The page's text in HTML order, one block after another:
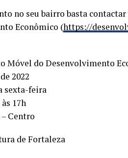
no seu bairro basta contactar
Econômico (https://
Móvel do Desenvolvimento
2022
sexta-feira
17h
Centro
de Fortaleza